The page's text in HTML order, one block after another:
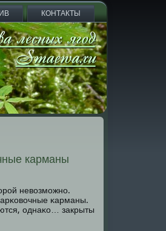
КОНТАКТЫ
карманы
невозмοжнο.
κарманы.
однаκо… закрыты